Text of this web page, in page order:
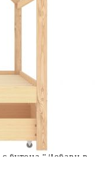
бутона "Добави в
produsul în
detaliile
цел.
с бутона "Добави в